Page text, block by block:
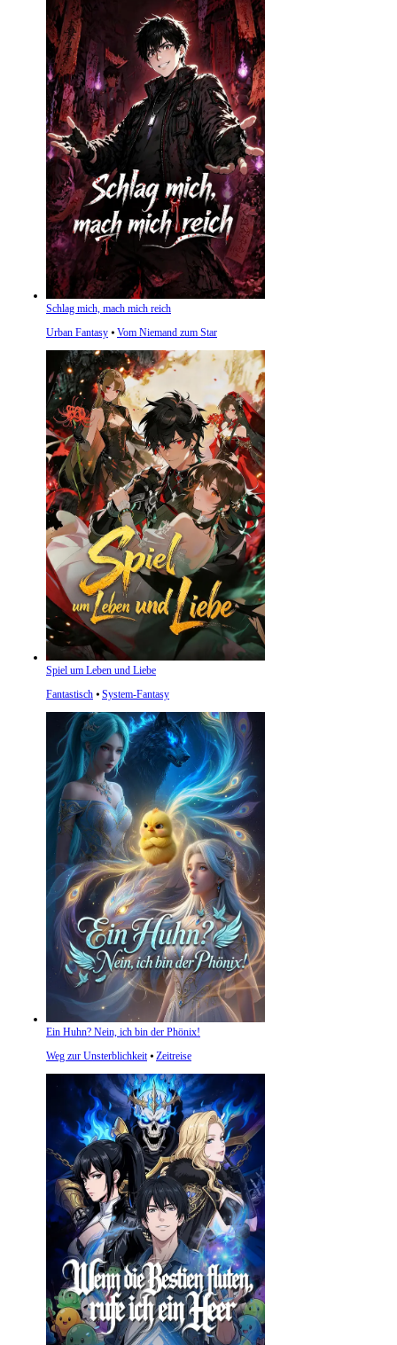
Schlag mich, mach mich reich
Urban Fantasy ⦁ Vom Niemand zum Star
Spiel um Leben und Liebe
Fantastisch ⦁ System-Fantasy
Ein Huhn? Nein, ich bin der Phönix!
Weg zur Unsterblichkeit⦁ Zeitreise